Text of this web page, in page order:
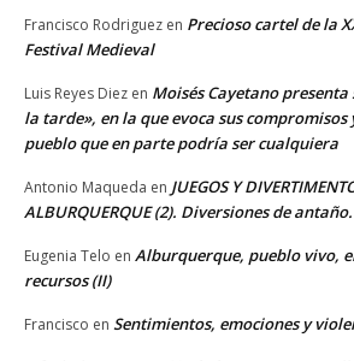
Francisco Rodriguez en Precioso cartel de la
Festival Medieval
Luis Reyes Diez en Moisés Cayetano presenta
la tarde», en la que evoca sus compromisos
pueblo que en parte podría ser cualquiera
Antonio Maqueda en JUEGOS Y
ALBURQUERQUE (2). Diversiones de antaño.
Eugenia Telo en Alburquerque, pueblo vivo,
recursos (II)
Francisco en Sentimientos, emociones y